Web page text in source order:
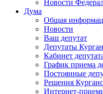
Новости
Дума
Общая
Новости
Ваш депутат
Депутаты
Кабинет
График приема
Постоянные
Решения
Интернет-